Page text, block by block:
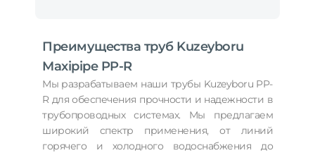
Преимущества труб Kuzeyboru
Maxipipe PP-R
Мы разрабатываем наши трубы Kuzeyboru PP-
R для обеспечения прочности и надежности в
трубопроводных системах. Мы предлагаем
широкий спектр применения, от линий
горячего и холодного водоснабжения до